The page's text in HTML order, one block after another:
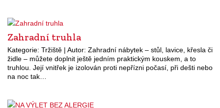
Zahradní truhla
Kategorie: Tržiště | Autor: Zahradní nábytek – stůl, lavice, křesla či
židle – můžete doplnit ještě jedním praktickým kouskem, a to
truhlou. Její vnitřek je izolován proti nepřízni počasí, při dešti nebo
na noc tak…